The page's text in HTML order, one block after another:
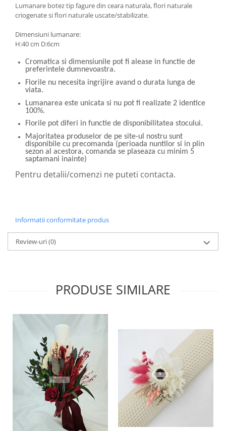
Lumanare botez tip fagure din ceara naturala, flori naturale
criogenate si flori naturale uscate/stabilizate.
Dimensiuni lumanare:
H:40 cm D:6cm
Cromatica si dimensiunile pot fi alease in functie de
preferintele dumnevoastra.
Florile nu necesita ingrijire avand o durata lunga de
viata.
Lumanarea este unicata si nu pot fi realizate 2 identice
100%.
Florile pot diferi in functie de disponibilitatea stocului.
Majoritatea produselor de pe site-ul nostru sunt
disponibile cu precomanda (perioada nuntilor si in plin
sezon al acestora, comanda se plaseaza cu minim 5
saptamani inainte)
Pentru detalii/comenzi ne puteti contacta.
Informatii conformitate produs
Review-uri(0)
PRODUSE SIMILARE